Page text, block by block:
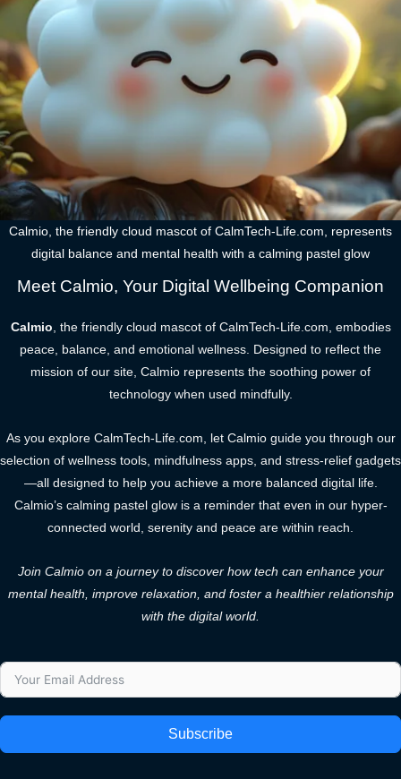
Calmio, the friendly cloud mascot of CalmTech-Life.com, represents
digital balance and mental health with a calming pastel glow
Meet Calmio, Your Digital Wellbeing Companion
Calmio , the friendly cloud mascot of CalmTech-Life.com, embodies
peace, balance, and emotional wellness. Designed to reflect the
mission of our site, Calmio represents the soothing power of
technology when used mindfully.
As you explore CalmTech-Life.com, let Calmio guide you through our
selection of wellness tools, mindfulness apps, and stress-relief gadgets
—all designed to help you achieve a more balanced digital life.
Calmio’s calming pastel glow is a reminder that even in our hyper-
connected world, serenity and peace are within reach.
Join Calmio on a journey to discover how tech can enhance your
mental health, improve relaxation, and foster a healthier relationship
with the digital world.
Subscribe